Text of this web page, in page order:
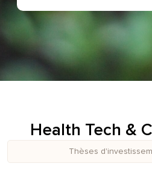
Health Tech &
Thèses